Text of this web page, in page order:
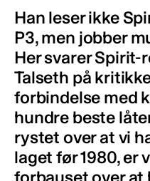
Han leser ikke
P3, men jobber
Her svarer Spirit-
Talseth på
forbindelse med
hundre beste
rystet over at vi
laget før 1980, er